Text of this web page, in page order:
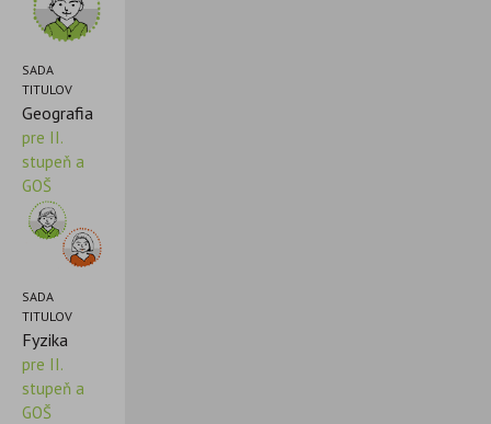
SADA
TITULOV
Geografia
pre II.
stupeň a
GOŠ
SADA
TITULOV
Fyzika
pre II.
stupeň a
GOŠ